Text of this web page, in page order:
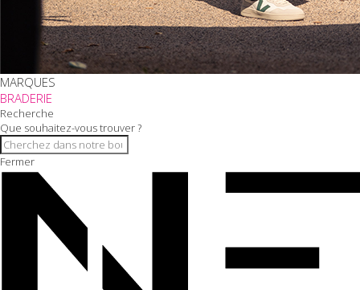
MARQUES
BRADERIE
Recherche
Que souhaitez-vous trouver ?
Fermer